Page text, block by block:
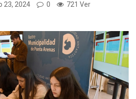
23, 2024 0 721 Ver